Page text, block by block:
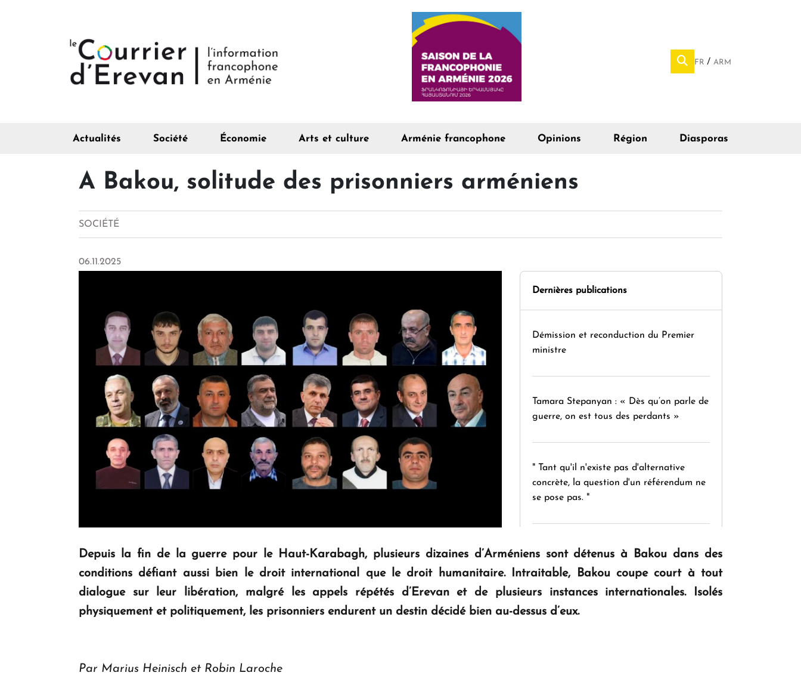
FR ARM
Actualités Société Économie Arts et culture Arménie francophone Opinions Région Diasporas
A Bakou, solitude des prisonniers arméniens
SOCIÉTÉ
06.11.2025
Dernières publications
Démission et reconduction du Premier
ministre
Tamara Stepanyan : « Dès qu’on parle de
guerre, on est tous des perdants »
" Tant qu'il n'existe pas d'alternative
concrète, la question d'un référendum ne
se pose pas. "
KASA : 30 ans d'audace, de résilience et
d'avenir en Arménie
Le premier hôtel Hyatt Regency
Depuis la fin de la guerre pour le Haut-Karabagh, plusieurs dizaines d’Arméniens sont détenus à Bakou dans des
conditions défiant aussi bien le droit international que le droit humanitaire. Intraitable, Bakou coupe court à tout
dialogue sur leur libération, malgré les appels répétés d’Erevan et de plusieurs instances internationales. Isolés
physiquement et politiquement, les prisonniers endurent un destin décidé bien au-dessus d’eux.
Par Marius Heinisch et Robin Laroche